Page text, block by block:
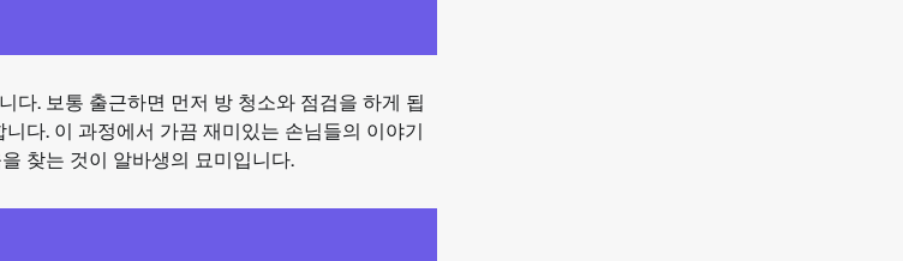
다. 보통 출근하면 먼저 방 청소와 점검을 하게 됩
다. 이 과정에서 가끔 재미있는 손님들의 이야기
찾는 것이 알바생의 묘미입니다.